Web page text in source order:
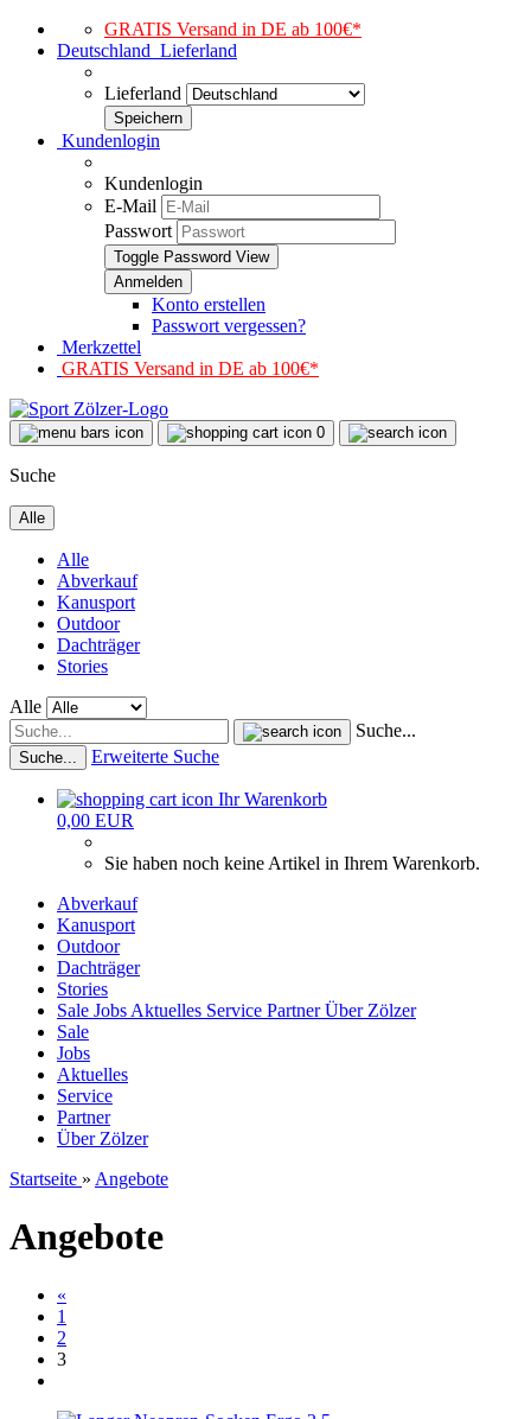
GRATIS Versand in DE ab 100€*
Deutschland Lieferland
Lieferland
Kundenlogin
Kundenlogin
E-Mail
Passwort
Toggle Password View
Konto erstellen
Passwort vergessen?
Merkzettel
GRATIS Versand in DE ab 100€*
0
Suche
Alle
Alle
Abverkauf
Kanusport
Outdoor
Dachträger
Stories
Alle
Suche...
Suche... Erweiterte Suche
Ihr Warenkorb
0,00 EUR
Sie haben noch keine Artikel in Ihrem Warenkorb.
Abverkauf
Kanusport
Outdoor
Dachträger
Stories
Sale Jobs Aktuelles Service PartnerÜber Zölzer
Sale
Jobs
Aktuelles
Service
Partner
Über Zölzer
Startseite » Angebote
Angebote
«
1
2
3